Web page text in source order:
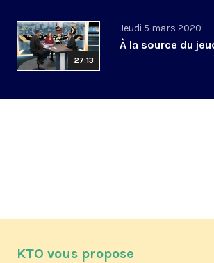
27:13
Jeudi 5 mars 2020
À la source du
KTO vous propose